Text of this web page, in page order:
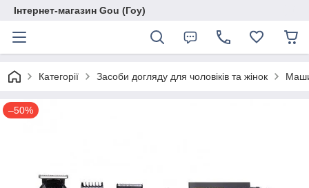
Інтернет-магазин Gou (Гоу)
Категорії Засоби догляду для чоловіків та жінок
–50%